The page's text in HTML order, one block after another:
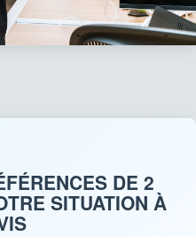
DE 2
SITUATION À